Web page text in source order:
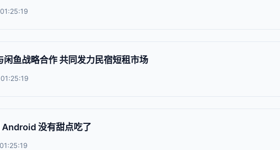
闲鱼战略合作 共同发力民宿短租市场
Android 没有甜点吃了